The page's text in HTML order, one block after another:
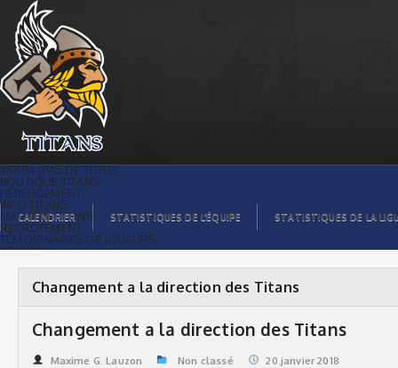
Changement a la direction des Titans |
Titans de témiscaming
#8804 (PAS DE TITRE)
BOUTIQUE TITANS
HÉBERGEMENT
INFO TITANS
MAGASIN TITANS
RECRUTEMENT
TÉMOIGNAGES DE JOUEURS
ACCUEIL
GALERIE PHOTOS
STATISTIQUES
ORGANISATION
JOUEURS
CALENDRIER
GALERIE VIDÉOS
COMMANDITAIRES
CALENDRIER STATISTIQUES DE L’ÉQUIPE STATISTIQUES DE LA
Changement a la direction des Titans
Changement a la direction des Titans
Maxime G. Lauzon Non classé 20.janvier 2018